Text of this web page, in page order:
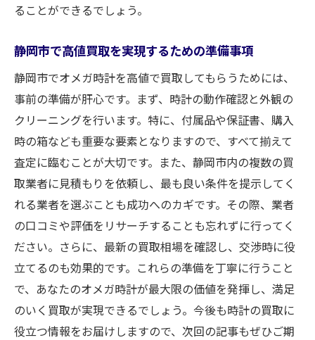
ることができるでしょう。
静岡市で高値買取を実現するための準備事項
静岡市でオメガ時計を高値で買取してもらうためには、
事前の準備が肝心です。まず、時計の動作確認と外観の
クリーニングを行います。特に、付属品や保証書、購入
時の箱なども重要な要素となりますので、すべて揃えて
査定に臨むことが大切です。また、静岡市内の複数の買
取業者に見積もりを依頼し、最も良い条件を提示してく
れる業者を選ぶことも成功へのカギです。その際、業者
の口コミや評価をリサーチすることも忘れずに行ってく
ださい。さらに、最新の買取相場を確認し、交渉時に役
立てるのも効果的です。これらの準備を丁寧に行うこと
で、あなたのオメガ時計が最大限の価値を発揮し、満足
のいく買取が実現できるでしょう。今後も時計の買取に
役立つ情報をお届けしますので、次回の記事もぜひご期